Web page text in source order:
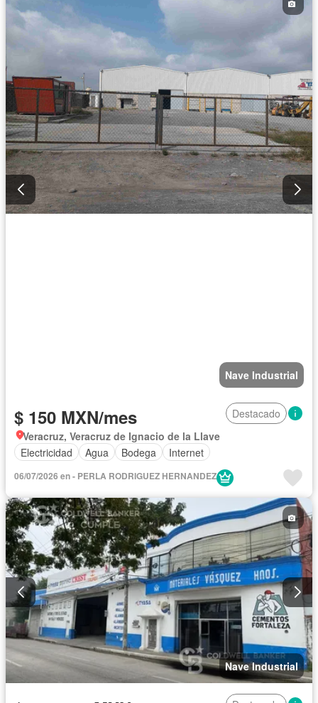
Nave Industrial
$ 150 MXN/mes
Destacado
Veracruz, Veracruz de Ignacio de la Llave
Electricidad
Agua Bodega Internet
06/07/2026 en - PERLA RODRIGUEZ HERNANDEZ
Nave Industrial